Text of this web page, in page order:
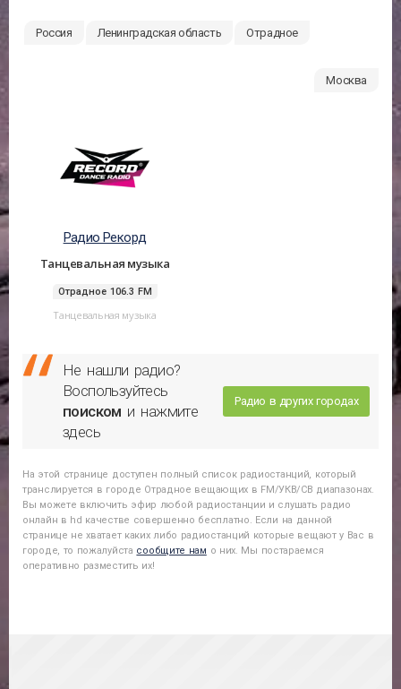
Россия Ленинградская область Отрадное
Москва
Радио Рекорд
Танцевальная музыка
Отрадное 106.3 FM
Танцевальная музыка
Не нашли радио?
Воспользуйтесь
поиском и нажмите
здесь
Радио в других городах
На этой странице доступен полный список радиостанций, который
транслируется в городе Отрадное вещающих в FM/УКВ/СВ диапазонах.
Вы можете включить эфир любой радиостанции и слушать радио
онлайн в hd качестве совершенно бесплатно. Если на данной
странице не хватает каких либо радиостанций которые вещают у Вас в
городе, то пожалуйста сообщите нам о них. Мы постараемся
оперативно разместить их!